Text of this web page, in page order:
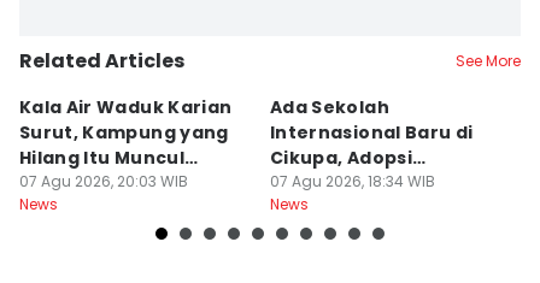
Related Articles See More
Kala Air Waduk Karian
Surut, Kampung yang
Hilang Itu Muncul
Kembali
07 Agu 2026, 20:03 WIB
News
Ada Sekolah
Internasional Baru di
Cikupa, Adopsi
Kurikulum Singapura
07 Agu 2026, 18:34 WIB
News